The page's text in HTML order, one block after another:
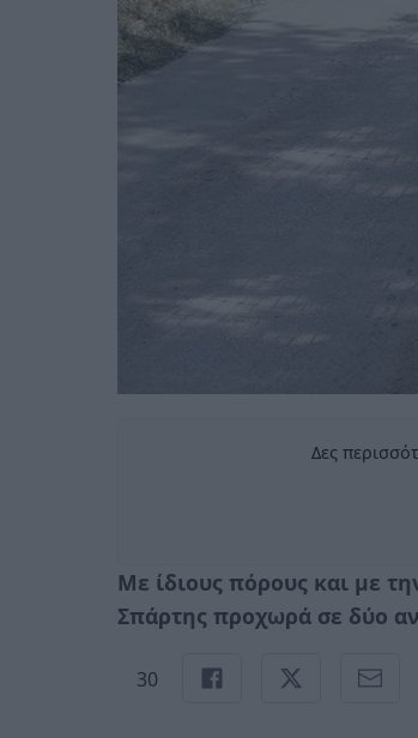
Δες
Με ίδιους πόρους και με
Σπάρτης προχωρά σε δύο
30